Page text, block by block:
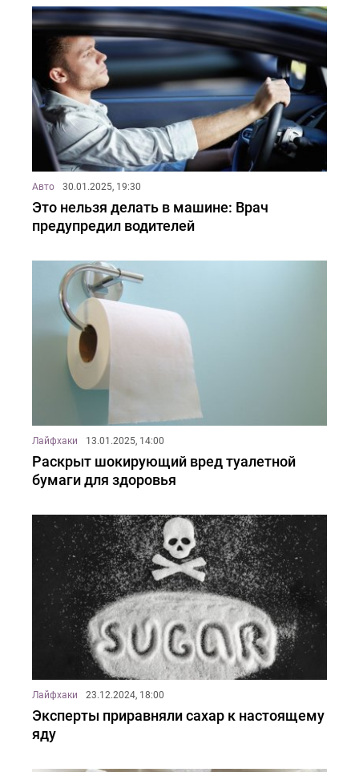
Авто 30.01.2025, 19:30
Это нельзя делать в машине: Врач
предупредил водителей
Лайфхаки 13.01.2025, 14:00
Раскрыт шокирующий вред туалетной
бумаги для здоровья
Лайфхаки 23.12.2024, 18:00
Эксперты приравняли сахар к настоящему
яду